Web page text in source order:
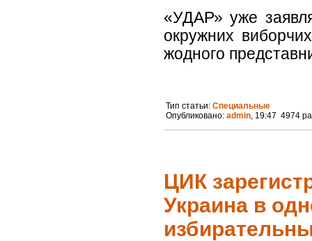
«УДАР» уже
окружних
жодного
Тип статьи: Специальные
Опубликовано: admin, 19:47 4974
ЦИК
Украина в